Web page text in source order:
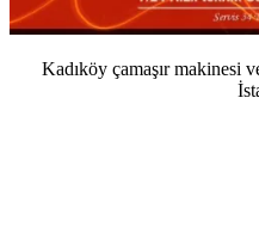
Kadıköy çamaşır makinesi